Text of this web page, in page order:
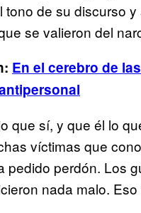
tono de su discurso
se valieron del
En el cerebro de
que sí, y que él lo
víctimas que
pedido perdón. Los
nada malo.